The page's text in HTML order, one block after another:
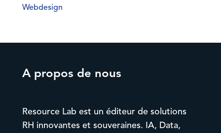
Webdesign
A propos de nous
Resource Lab est un éditeur de solutions
RH innovantes et souveraines. IA, Data,